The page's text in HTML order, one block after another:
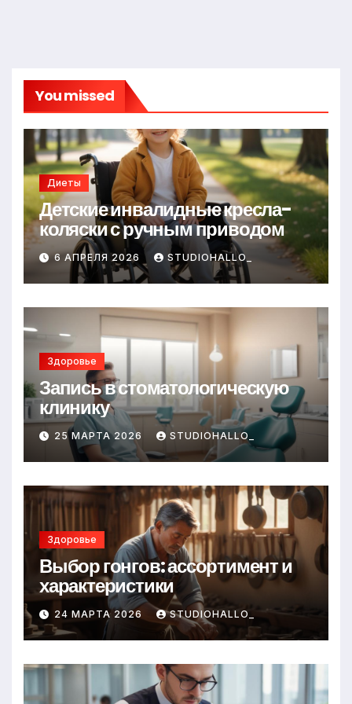
You missed
Диеты
Детские инвалидные кресла-
коляски с ручным приводом
6 АПРЕЛЯ 2026 STUDIOHALLO_
Здоровье
Запись в стоматологическую
клинику
25 МАРТА 2026 STUDIOHALLO_
Здоровье
Выбор гонгов: ассортимент и
характеристики
24 МАРТА 2026 STUDIOHALLO_